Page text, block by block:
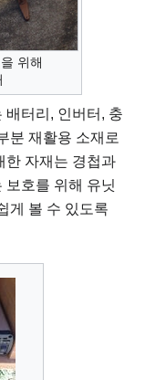
위해
배터리, 인버터, 충
분 재활용 소재로
한 자재는 경첩과
보호를 위해 유닛
게 볼 수 있도록